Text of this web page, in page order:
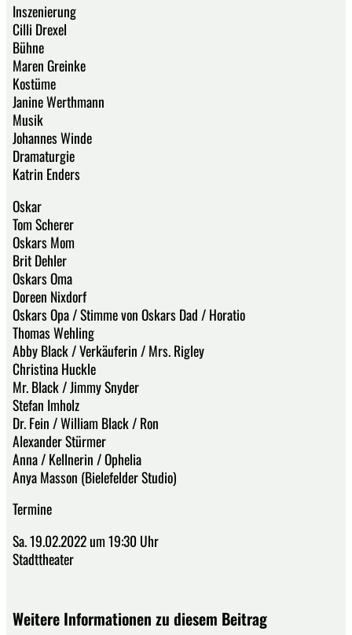
Inszenierung
Cilli Drexel
Bühne
Maren Greinke
Kostüme
Janine Werthmann
Musik
Johannes Winde
Dramaturgie
Katrin Enders
Oskar
Tom Scherer
Oskars Mom
Brit Dehler
Oskars Oma
Doreen Nixdorf
Oskars Opa / Stimme von Oskars Dad / Horatio
Thomas Wehling
Abby Black / Verkäuferin / Mrs. Rigley
Christina Huckle
Mr. Black / Jimmy Snyder
Stefan Imholz
Dr. Fein / William Black / Ron
Alexander Stürmer
Anna / Kellnerin / Ophelia
Anya Masson (Bielefelder Studio)
Termine
Sa. 19.02.2022 um 19:30 Uhr
Stadttheater
Weitere Informationen zu diesem Beitrag